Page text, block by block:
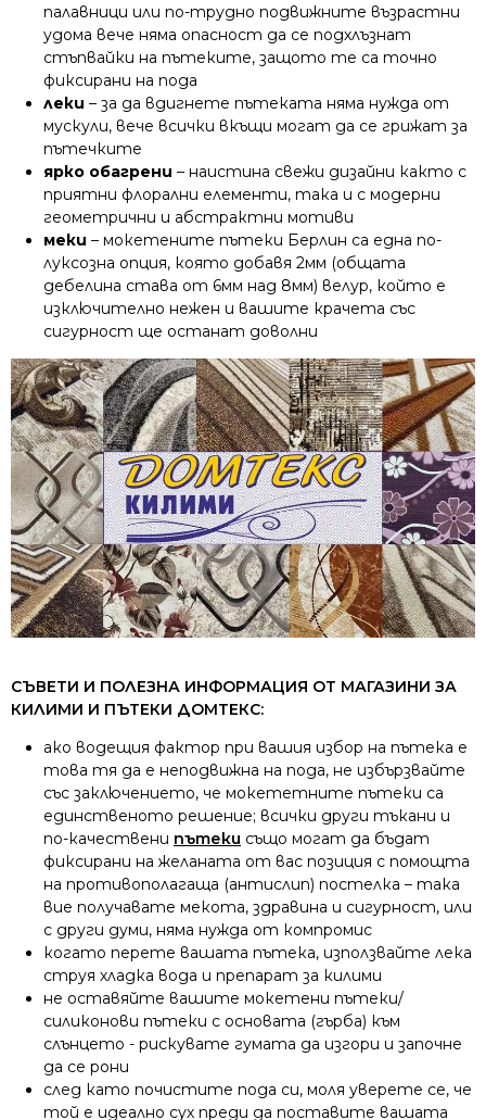
палавници или по-трудно подвижните възрастни
удома вече няма опасност да се подхлъзнат
стъпвайки на пътеките, защото те са точно
фиксирани на пода
леки – за да вдигнете пътеката няма нужда от
мускули, вече всички вкъщи могат да се грижат за
пътечките
ярко обагрени – наистина свежи дизайни както с
приятни флорални елементи, така и с модерни
геометрични и абстрактни мотиви
меки – мокетените пътеки Берлин са една по-
луксозна опция, която добавя 2мм (общата
дебелина става от 6мм над 8мм) велур, който е
изключително нежен и вашите крачета със
сигурност ще останат доволни
СЪВЕТИ И ПОЛЕЗНА ИНФОРМАЦИЯ ОТ МАГАЗИНИ ЗА
КИЛИМИ И ПЪТЕКИ ДОМТЕКС:
ако водещия фактор при вашия избор на пътека е
това тя да е неподвижна на пода, не избързвайте
със заключението, че мокететните пътеки са
единственото решение; всички други тъкани и
по-качествени пътеки също могат да бъдат
фиксирани на желаната от вас позиция с помощта
на противополагаща (антислип) постелка – така
вие получавате мекота, здравина и сигурност, или
с други думи, няма нужда от компромис
когато перете вашата пътека, използвайте лека
струя хладка вода и препарат за килими
не оставяйте вашите мокетени пътеки/
силиконови пътеки с основата (гърба) към
слънцето - рискувате гумата да изгори и започне
да се рони
след като почистите пода си, моля уверете се, че
той е идеално сух преди да поставите вашата